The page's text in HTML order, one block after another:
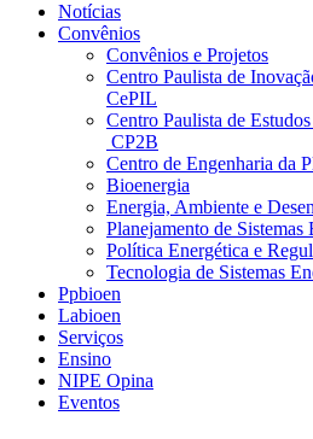
Notícias
Convênios
Convênios e Projetos
Centro Paulista de
CePIL
Centro Paulista de
CP2B
Centro de Engenharia da
Bioenergia
Energia, Ambiente e
Planejamento de Sistemas
Política Energética e
Tecnologia de Sistemas
Ppbioen
Labioen
Serviços
Ensino
NIPE Opina
Eventos